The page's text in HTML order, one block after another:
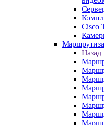
Cisco
Назад